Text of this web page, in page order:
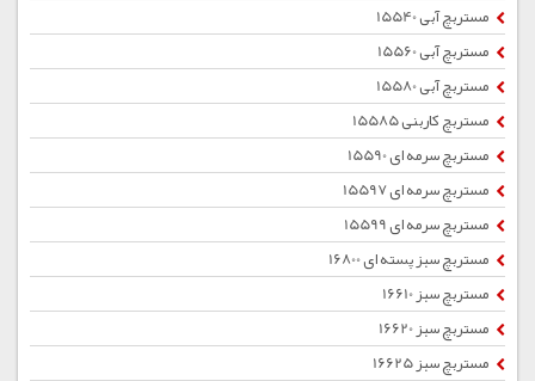
مستربچ آبی 15540
مستربچ آبی 15560
مستربچ آبی 15580
مستربچ کاربنی 15585
مستربچ سرمه ای 15590
مستربچ سرمه ای 15597
مستربچ سرمه ای 15599
مستربچ سبز پسته ای 16800
مستربچ سبز 16610
مستربچ سبز 16620
مستربچ سبز 16625